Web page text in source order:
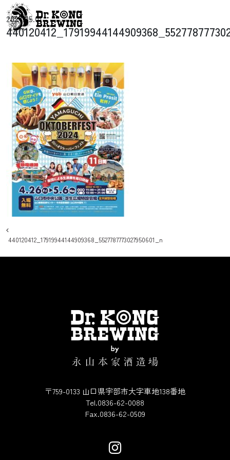
コンテンツへスキップ
メインナビゲーション
2024.05.01
投稿ナビゲーション
440120412_17919944144909368_5527787773027950601_n
〒759-0133 山口県宇部市大字車地138番地
Tel.0836-62-0088
Fax.0836-62-0509